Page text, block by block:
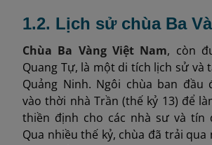
1.2. Lịch sử chùa Ba
Chùa Ba Vàng Việt Nam, còn
Quang Tự, là một di tích lịch sử và
Quảng Ninh. Ngôi chùa ban đầu
vào thời nhà Trần (thế kỷ 13) để
thiền định cho các nhà sư và tín
Qua nhiều thế kỷ, chùa đã trải